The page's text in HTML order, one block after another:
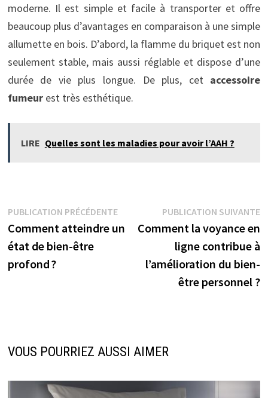
moderne. Il est simple et facile à transporter et offre
beaucoup plus d’avantages en comparaison à une simple
allumette en bois. D’abord, la flamme du briquet est non
seulement stable, mais aussi réglable et dispose d’une
durée de vie plus longue. De plus, cet accessoire
fumeur est très esthétique.
LIRE Quelles sont les maladies pour avoir l’AAH ?
Navigation
de
l’article
PUBLICATION PRÉCÉDENTEPublication
précédente :
Comment atteindre un
état de bien-être
profond ?
PUBLICATION SUIVANTE
Comment la voyance en
ligne contribue à
l’amélioration du bien-
être personnel ?
VOUS POURRIEZ AUSSI AIMER